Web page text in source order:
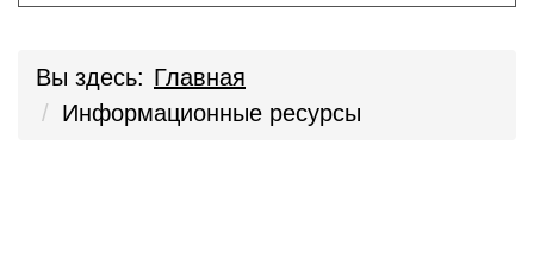
Вы здесь: Главная
Информационные ресурсы